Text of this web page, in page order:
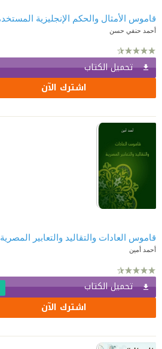
أحمد حنفي حسن
تحميل الكتاب
اشترك الآن
قاموس العادات والتقاليد والتعابير المصرية
أحمد أمين
تحميل الكتاب
اشترك الآن